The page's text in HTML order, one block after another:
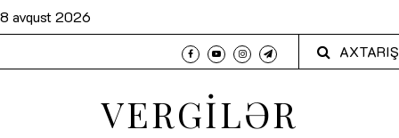
8 avqust 2026
AXTARIŞ
VERGİLƏR